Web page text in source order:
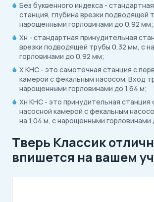
Без буквенного индекса -
станция, глубина врезки подводящей
нарощенными горловинами до 0,92 мм;
Xн - стандартная принудительная
врезки подводящей трубы 0,32 мм, с
горловинами до 0,92 мм;
X КНС - это самотечная станция с
камерой с фекальным насосом. Вход
нарощенными горловинами до 1,64 м;
Xн КНС - это принудительная станция
насосной камерой с фекальным
на 1,04 м, с нарощенными горловинами
Тверь Классик
впишется на вашем